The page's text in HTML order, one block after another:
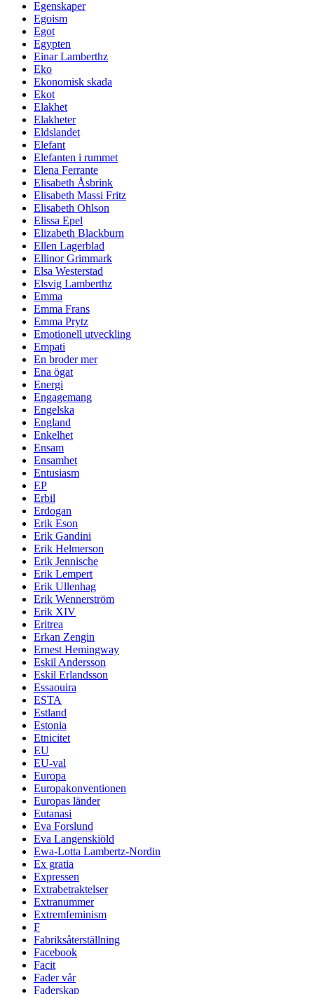
Egenskaper
Egoism
Egot
Egypten
Einar Lamberthz
Eko
Ekonomisk skada
Ekot
Elakhet
Elakheter
Eldslandet
Elefant
Elefanten i rummet
Elena Ferrante
Elisabeth Åsbrink
Elisabeth Massi Fritz
Elisabeth Ohlson
Elissa Epel
Elizabeth Blackburn
Ellen Lagerblad
Ellinor Grimmark
Elsa Westerstad
Elsvig Lamberthz
Emma
Emma Frans
Emma Prytz
Emotionell utveckling
Empati
En broder mer
Ena ögat
Energi
Engagemang
Engelska
England
Enkelhet
Ensam
Ensamhet
Entusiasm
EP
Erbil
Erdogan
Erik Eson
Erik Gandini
Erik Helmerson
Erik Jennische
Erik Lempert
Erik Ullenhag
Erik Wennerström
Erik XIV
Eritrea
Erkan Zengin
Ernest Hemingway
Eskil Andersson
Eskil Erlandsson
Essaouira
ESTA
Estland
Estonia
Etnicitet
EU
EU-val
Europa
Europakonventionen
Europas länder
Eutanasi
Eva Forslund
Eva Langenskiöld
Ewa-Lotta Lambertz-Nordin
Ex gratia
Expressen
Extrabetraktelser
Extranummer
Extremfeminism
F
Fabriksåterställning
Facebook
Facit
Fader vår
Faderskap